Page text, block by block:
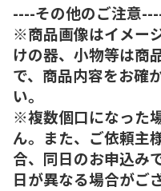
----その他のご注意
※商品画像はイメー
けの器、小物等は商
で、商品内容をお確
い。
※複数個口になった
ん。また、ご依頼主
合、同日のお申込み
日が異なる場合がご